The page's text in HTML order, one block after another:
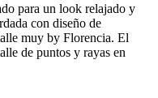
para un look relajado y
con diseño de
muy by Florencia. El
de puntos y rayas en